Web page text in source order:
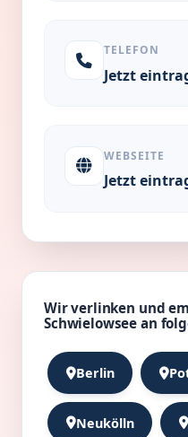
TELEFON
Jetzt
WEBSEITE
Jetzt
Wir verlinken und
Schwielowsee an
Berlin
Neukölln